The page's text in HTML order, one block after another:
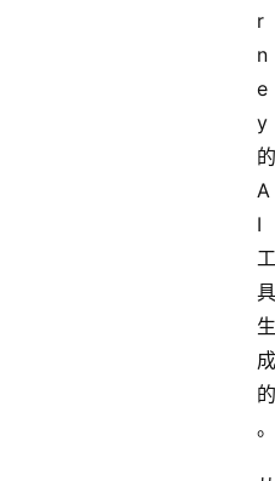
r
n
e
y
的
A
I
工
具
生
成
的
。